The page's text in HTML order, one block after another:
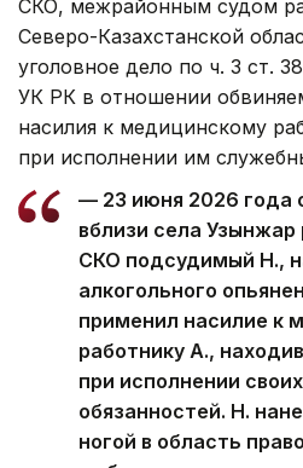
СКО, межрайонным судом
Северо-Казахстанской
уголовное дело по ч. 3 ст.
УК РК в отношении
насилия к медицинскому
при исполнении им
— 23 июня 2026 года
вблизи села
СКО подсудимый Н.,
алкогольного
применил насилие к
работнику А.,
при исполнении
обязанностей. Н.
ногой в область